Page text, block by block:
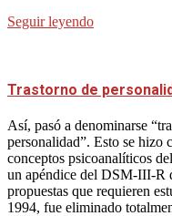
Seguir leyendo
Trastorno de
Así, pasó a denominarse
personalidad”. Esto se hizo
conceptos psicoanalíticos
un apéndice del DSM-III-R
propuestas que requieren
1994, fue eliminado